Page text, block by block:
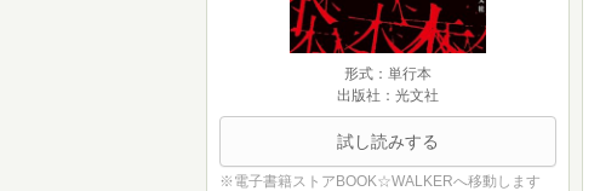
形式：単行本
出版社：光文社
試し読みする
※電子書籍ストアBOOK☆WALKERへ移動します